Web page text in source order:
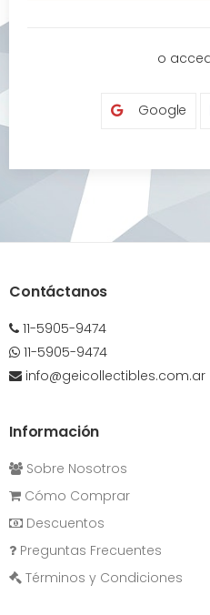
o
Google
Contáctanos
11-5905-9474
11-5905-9474
info@geicollectibles.com.ar
Información
Sobre Nosotros
Cómo Comprar
Descuentos
Preguntas Frecuentes
Términos y Condiciones